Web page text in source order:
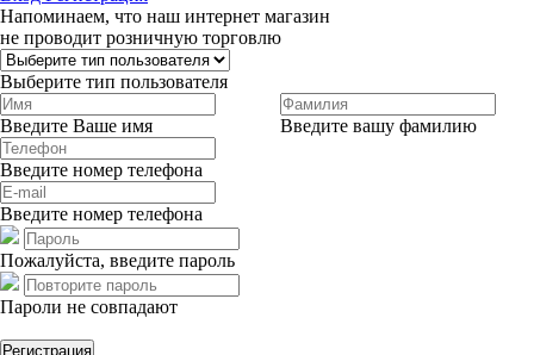
Напоминаем, что наш интернет магазин
не проводит розничную торговлю
Выберите тип пользователя
Введите Ваше имя Введите вашу фамилию
Введите номер телефона
Введите номер телефона
Пожалуйста, введите пароль
Пароли не совпадают
Регистрация